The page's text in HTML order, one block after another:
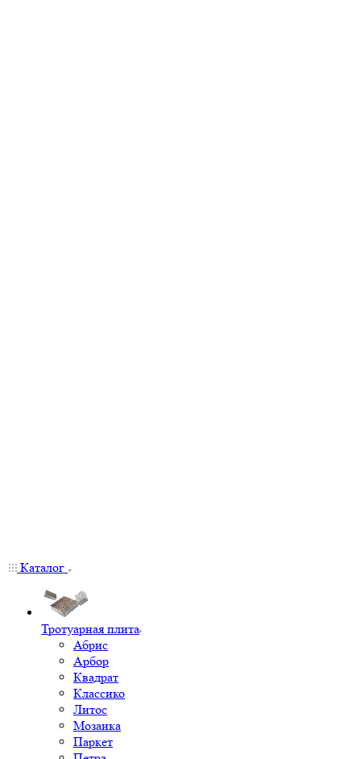
Каталог
Тротуарная плита
Абрис
Арбор
Квадрат
Классико
Литос
Мозаика
Паркет